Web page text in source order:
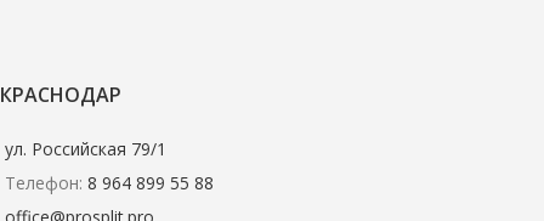
КРАСНОДАР
ул. Российская 79/1
Телефон: 8 964 899 55 88
office@prosplit.pro